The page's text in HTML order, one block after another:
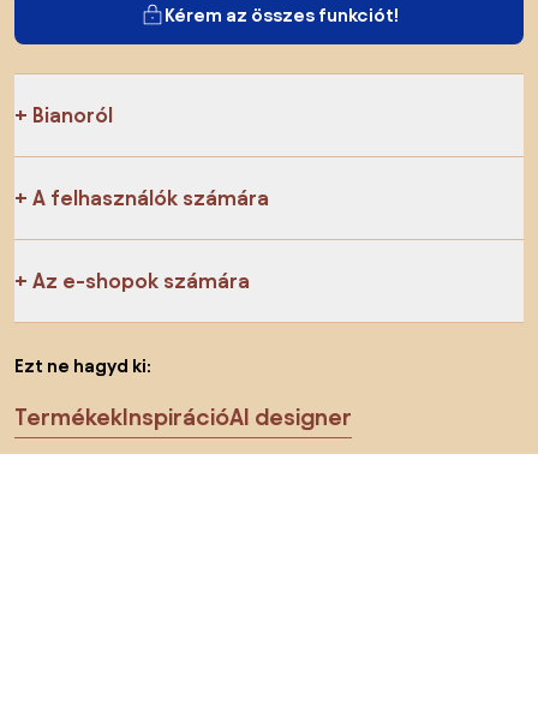
Kérem az összes funkciót!
Bianoról
A felhasználók számára
Az e-shopok számára
Ezt ne hagyd ki:
TermékekInspirációAI designer